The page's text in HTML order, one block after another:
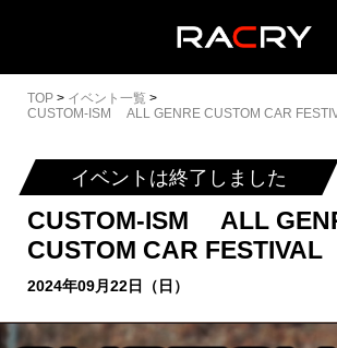
カートを見る (
イベントを地域から探す
TOP > イベント一覧 >
CUSTOM-ISM ALL GENRE CUSTOM CAR
イベントは終了しました
CUSTOM-ISM ALL GENRE
CUSTOM CAR FESTIVAL
2024年09月22日（日）